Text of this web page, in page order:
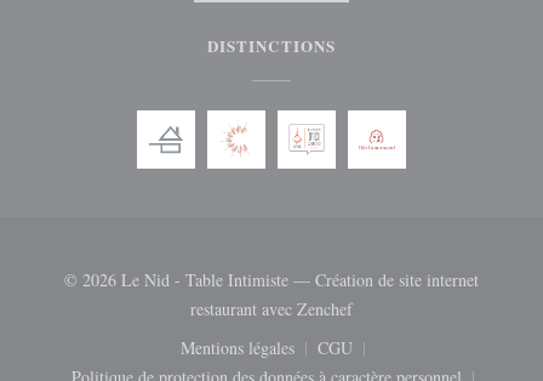
DISTINCTIONS
© 2026 Le Nid - Table Intimiste — Création de site internet
restaurant avec Zenchef((ouvre une nouvelle
Mentions légales
((ouvre une nouvelle fenêtre))
CGU
((ouvre une nouvelle